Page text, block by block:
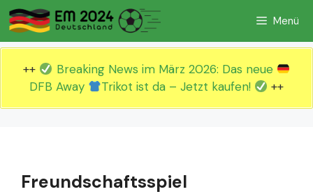
Zum
Inhalt
springen
Menü
++
Breaking News im März 2026: Das neue
DFB Away
Trikot ist da – Jetzt kaufen! ++
Freundschaftsspiel